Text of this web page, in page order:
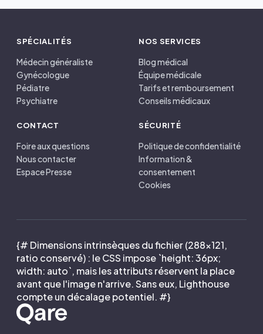
SPÉCIALITÉS
Médecin généraliste
Gynécologue
Pédiatre
Psychiatre
NOS SERVICES
Blog médical
Équipe médicale
Tarifs et remboursement
Conseils médicaux
CONTACT
Foire aux questions
Nous contacter
Espace Presse
SÉCURITÉ
Politique de confidentialité
Information &
consentement
Cookies
{# Dimensions intrinsèques du fichier (288×121,
ratio conservé) : le CSS impose `height: 36px;
width: auto`, mais les attributs réservent la place
avant que l'image n'arrive. Sans eux, Lighthouse
compte un décalage potentiel. #}